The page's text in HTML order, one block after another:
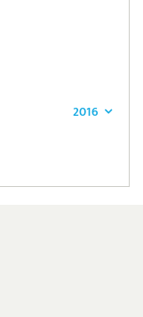
2016